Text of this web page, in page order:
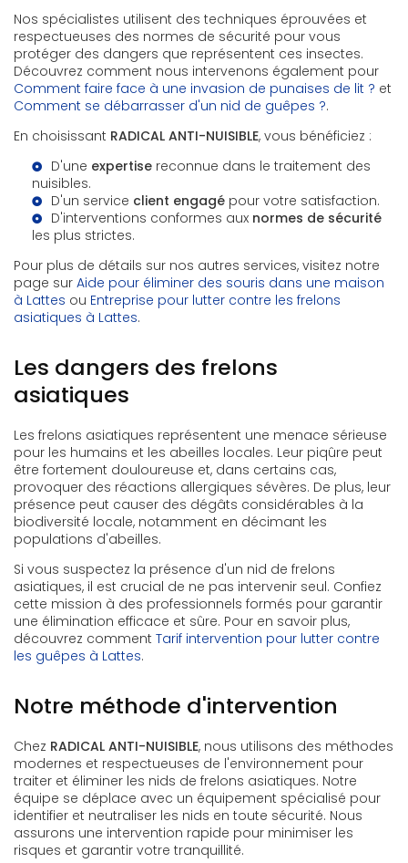
Nos spécialistes utilisent des techniques éprouvées et
respectueuses des normes de sécurité pour vous
protéger des dangers que représentent ces insectes.
Découvrez comment nous intervenons également pour
Comment faire face à une invasion de punaises de lit ? et
Comment se débarrasser d'un nid de guêpes ?.
En choisissant RADICAL ANTI-NUISIBLE, vous bénéficiez :
D'une expertise reconnue dans le traitement des
nuisibles.
D'un service client engagé pour votre satisfaction.
D'interventions conformes aux normes de sécurité
les plus strictes.
Pour plus de détails sur nos autres services, visitez notre
page sur Aide pour éliminer des souris dans une maison
à Lattes ou Entreprise pour lutter contre les frelons
asiatiques à Lattes.
Les dangers des frelons
asiatiques
Les frelons asiatiques représentent une menace sérieuse
pour les humains et les abeilles locales. Leur piqûre peut
être fortement douloureuse et, dans certains cas,
provoquer des réactions allergiques sévères. De plus, leur
présence peut causer des dégâts considérables à la
biodiversité locale, notamment en décimant les
populations d'abeilles.
Si vous suspectez la présence d'un nid de frelons
asiatiques, il est crucial de ne pas intervenir seul. Confiez
cette mission à des professionnels formés pour garantir
une élimination efficace et sûre. Pour en savoir plus,
découvrez comment Tarif intervention pour lutter contre
les guêpes à Lattes.
Notre méthode d'intervention
Chez RADICAL ANTI-NUISIBLE, nous utilisons des méthodes
modernes et respectueuses de l'environnement pour
traiter et éliminer les nids de frelons asiatiques. Notre
équipe se déplace avec un équipement spécialisé pour
identifier et neutraliser les nids en toute sécurité. Nous
assurons une intervention rapide pour minimiser les
risques et garantir votre tranquillité.